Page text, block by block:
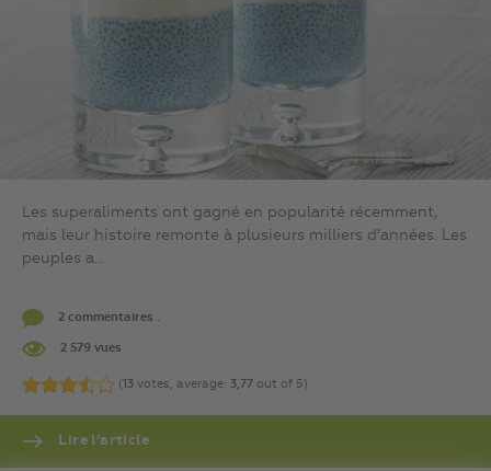
Les superaliments ont gagné en popularité récemment,
mais leur histoire remonte à plusieurs milliers d’années. Les
peuples a...
2 commentaires .
2 579 vues
(13 votes, average: 3,77 out of 5)
Lire l’article